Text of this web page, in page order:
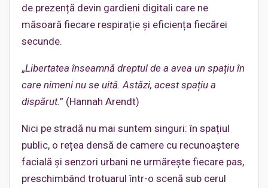
de prezență devin gardieni digitali care ne
măsoară fiecare respirație și eficiența fiecărei
secunde.
„Libertatea înseamnă dreptul de a avea un spațiu în
care nimeni nu se uită. Astăzi, acest spațiu a
dispărut.” (Hannah Arendt)
Nici pe stradă nu mai suntem singuri: în spațiul
public, o rețea densă de camere cu recunoaștere
facială și senzori urbani ne urmărește fiecare pas,
preschimbând trotuarul într-o scenă sub cerul